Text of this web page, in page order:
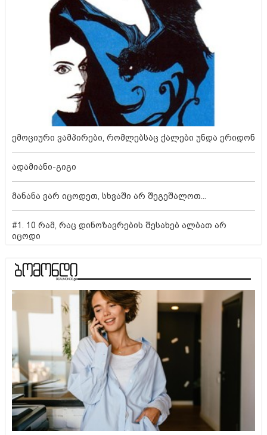
ემოციური ვამპირები, რომლებსაც ქალები უნდა ერიდონ
ადამიანი-გიგი
მანანა ვარ იცოდეთ, სხვაში არ შეგეშალოთ...
#1. 10 რამ, რაც დინოზავრების შესახებ ალბათ არ
იცოდი